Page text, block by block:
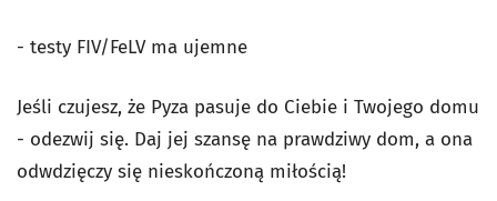
- testy FIV/FeLV ma ujemne
Jeśli czujesz, że Pyza pasuje do Ciebie i Twojego domu
- odezwij się. Daj jej szansę na prawdziwy dom, a ona
odwdzięczy się nieskończoną miłością!